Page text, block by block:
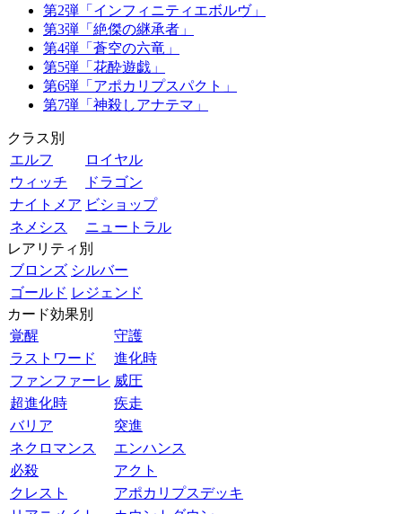
第2弾「インフィニティエボルヴ」
第3弾「絶傑の継承者」
第4弾「蒼空の六竜」
第5弾「花酔遊戯」
第6弾「アポカリプスパクト」
第7弾「神殺しアナテマ」
クラス別
エルフ
ロイヤル
ウィッチ
ドラゴン
ナイトメア ビショップ
ネメシス
ニュートラル
レアリティ別
ブロンズ シルバー
ゴールド レジェンド
カード効果別
覚醒
守護
ラストワード
進化時
ファンファーレ 威圧
超進化時
疾走
バリア
突進
ネクロマンス
エンハンス
必殺
アクト
クレスト
アポカリプスデッキ